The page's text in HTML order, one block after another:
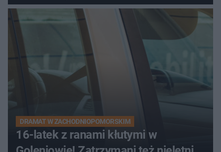
DRAMAT W ZACHODNIOPOMORSKIM
16-latek z ranami kłutymi w